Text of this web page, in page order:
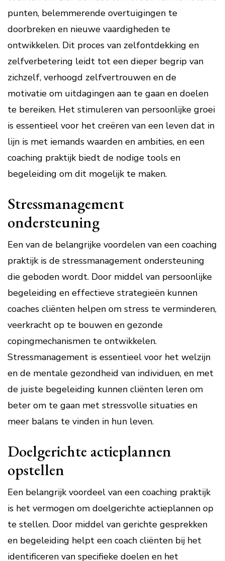
punten, belemmerende overtuigingen te
doorbreken en nieuwe vaardigheden te
ontwikkelen. Dit proces van zelfontdekking en
zelfverbetering leidt tot een dieper begrip van
zichzelf, verhoogd zelfvertrouwen en de
motivatie om uitdagingen aan te gaan en doelen
te bereiken. Het stimuleren van persoonlijke groei
is essentieel voor het creëren van een leven dat in
lijn is met iemands waarden en ambities, en een
coaching praktijk biedt de nodige tools en
begeleiding om dit mogelijk te maken.
Stressmanagement
ondersteuning
Een van de belangrijke voordelen van een coaching
praktijk is de stressmanagement ondersteuning
die geboden wordt. Door middel van persoonlijke
begeleiding en effectieve strategieën kunnen
coaches cliënten helpen om stress te verminderen,
veerkracht op te bouwen en gezonde
copingmechanismen te ontwikkelen.
Stressmanagement is essentieel voor het welzijn
en de mentale gezondheid van individuen, en met
de juiste begeleiding kunnen cliënten leren om
beter om te gaan met stressvolle situaties en
meer balans te vinden in hun leven.
Doelgerichte actieplannen
opstellen
Een belangrijk voordeel van een coaching praktijk
is het vermogen om doelgerichte actieplannen op
te stellen. Door middel van gerichte gesprekken
en begeleiding helpt een coach cliënten bij het
identificeren van specifieke doelen en het